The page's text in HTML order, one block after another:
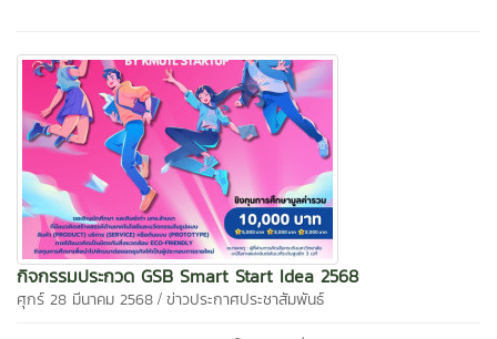
กิจกรรมประกวด GSB Smart Start Idea 2568
ศุกร์ 28 มีนาคม 2568 / ข่าวประกาศประชาสัมพันธ์